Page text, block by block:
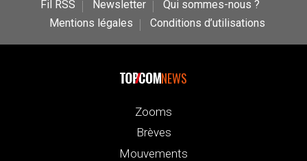
Fil RSS Newsletter
Qui sommes-nous ?
Mentions légales
Conditions d’utilisations
NEWS
Zooms
Brèves
Mouvements